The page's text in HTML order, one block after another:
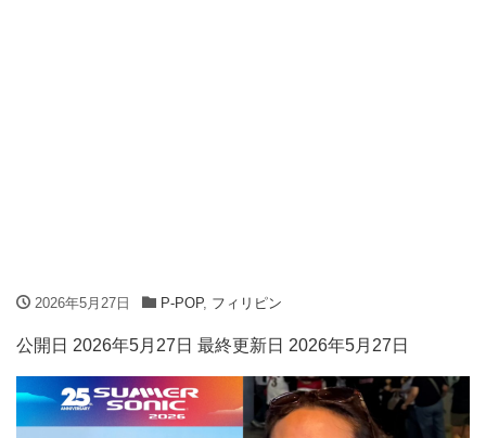
2026年5月27日 P-POP, フィリピン
公開日 2026年5月27日 最終更新日 2026年5月27日